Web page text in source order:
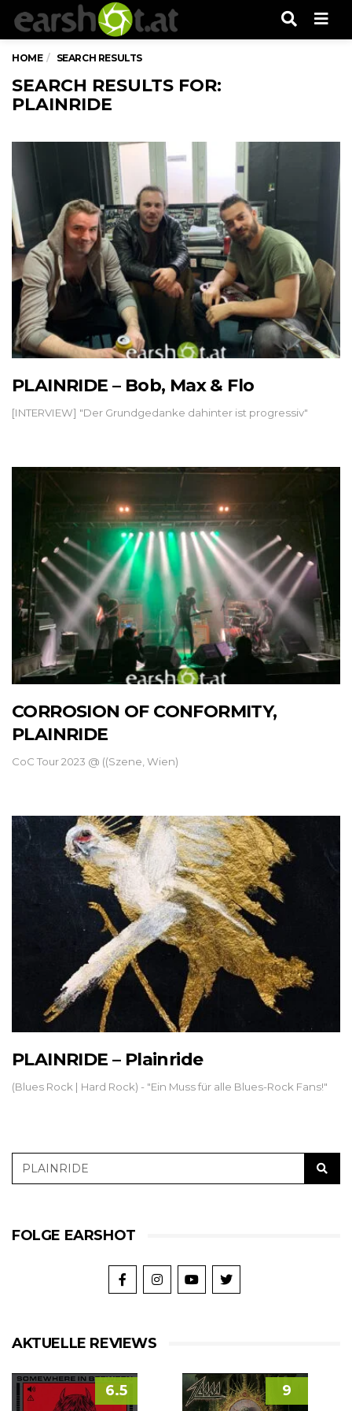
HOME SEARCH RESULTS
SEARCH RESULTS FOR:
PLAINRIDE
PLAINRIDE – Bob, Max & Flo
[INTERVIEW] "Der Grundgedanke dahinter ist progressiv"
CORROSION OF CONFORMITY,
PLAINRIDE
CoC Tour 2023 @ ((Szene, Wien)
PLAINRIDE – Plainride
(Blues Rock | Hard Rock) - "Ein Muss für alle Blues-Rock Fans!"
FOLGE EARSHOT
AKTUELLE REVIEWS
6.5 9